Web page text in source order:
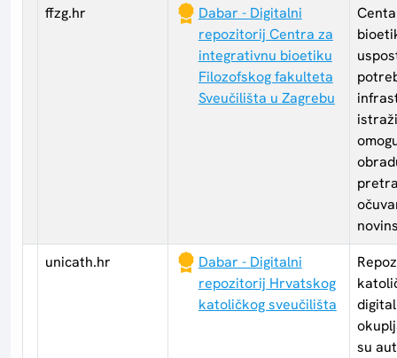
ffzg.hr
Dabar - Digitalni
repozitorij Centra za
integrativnu bioetiku
Filozofskog fakulteta
Sveučilišta u Zagrebu
unicath.hr
Dabar - Digitalni
repozitorij Hrvatskog
katoličkog sveučilišta
su